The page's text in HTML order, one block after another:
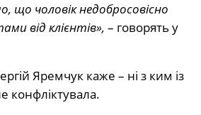
що чоловік недобросовісно
від клієнтів», – говорять у
Яремчук каже – ні з ким із
конфліктувала.